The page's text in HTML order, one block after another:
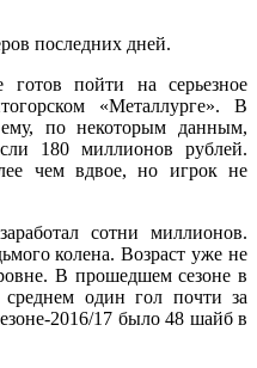
последних дней.
пойти на серьезное
«Металлурге». В
по некоторым данным,
180 миллионов рублей.
чем вдвое, но игрок не
сотни миллионов.
колена. Возраст уже не
В прошедшем сезоне в
один гол почти за
2016/17 было 48 шайб в